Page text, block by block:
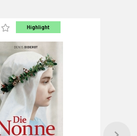
Highlight